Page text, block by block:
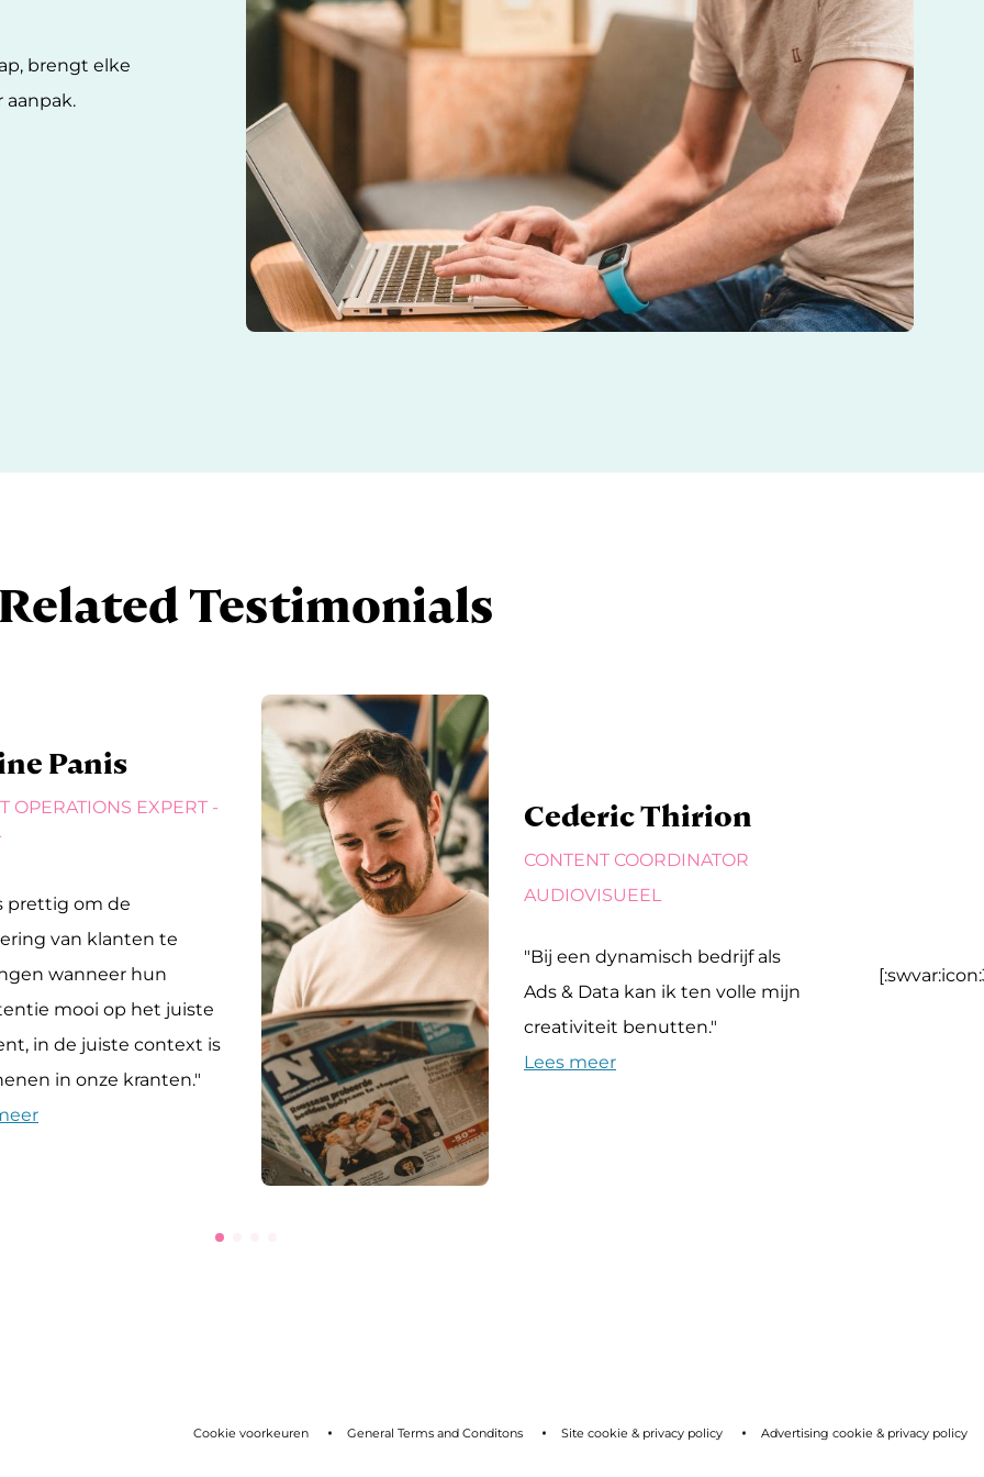
brengt elke
Related Testimonials
Cederic Thirion
AUDIOVISUEEL
"Bij een dynamisch bedrijf als
Ads & Data kan ik ten volle mijn
creativiteit benutten."
Lees meer
Christel Raps
ACCOUNT MANAGER IN
MEMORIAM
"In ons bedrijf werken alle
leeftijden perfect samen. En we
leren van elkaar!"
Cookie voorkeuren General Terms and Conditons Site cookie & privacy policy Advertising cookie & privacy policy